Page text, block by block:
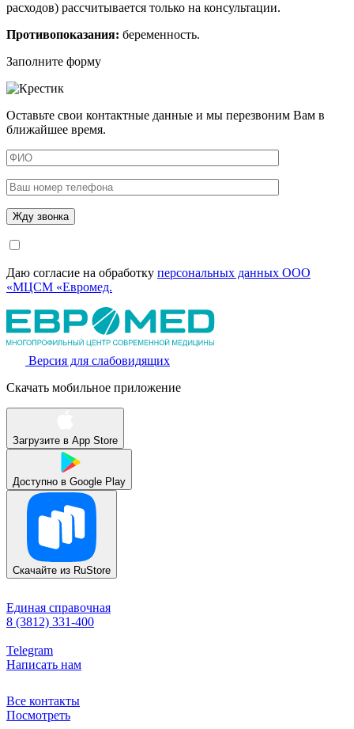
расходов) рассчитывается только на консультации.
Противопоказания: беременность.
Заполните форму
Оставьте свои контактные данные и мы перезвоним Вам в
ближайшее время.
Даю согласие на обработку персональных данных ООО
«МЦСМ «Евромед.
Версия для слабовидящих
Скачать мобильное приложение
Загрузите в App Store
Доступно в Google Play
Скачайте из RuStore
Единая справочная
8 (3812) 331-400
Telegram
Написать нам
Все контакты
Посмотреть